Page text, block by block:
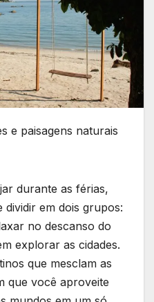
e paisagens naturais
durante as férias,
dividir em dois grupos:
no descanso do
explorar as cidades.
que mesclam as
que você aproveite